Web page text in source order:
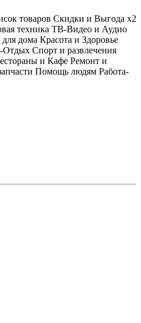
товаров Скидки и Выгода x2
техника ТВ-Видео и Аудио
дома Красота и Здоровье
Отдых Спорт и развлечения
и Кафе Ремонт и
Помощь людям Работа-